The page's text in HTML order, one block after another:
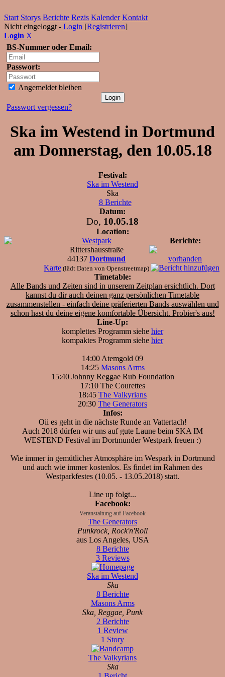
Start Storys Berichte Rezis Kalender Kontakt
Nicht eingeloggt - Login [Registrieren]
Login X
BS-Nummer oder Email:
Passwort:
Angemeldet bleiben
Passwort vergessen?
Ska im Westend in Dortmund
am Donnerstag, den 10.05.18
Festival:
Ska im Westend
Ska
8 Berichte
Datum:
Do, 10.05.18
Location:
Westpark
Rittershausstraße
44137 Dortmund
Karte (lädt Daten von Openstreetmap)
Berichte:
vorhanden
Timetable:
Alle Bands und Zeiten sind in unserem Zeitplan ersichtlich. Dort
kannst du dir auch deinen ganz persönlichen Timetable
zusammenstellen - einfach deine präferierten Bands auswählen und
schon hast du deine eigene komfortable Übersicht. Probier's aus!
Line-Up:
komplettes Programm siehe hier
kompaktes Programm siehe hier
14:00 Atemgold 09
14:25 Masons Arms
15:40 Johnny Reggae Rub Foundation
17:10 The Courettes
18:45 The Valkyrians
20:30 The Generators
Infos:
Oii es geht in die nächste Runde an Vattertach!
Auch 2018 dürfen wir uns auf gute Laune beim SKA IM
WESTEND Festival im Dortmunder Westpark freuen :)
Wie immer in gemütlicher Atmosphäre im Wespark in Dortmund
und auch wie immer kostenlos. Es findet im Rahmen des
Westparkfestes (10.05. - 13.05.2018) statt.
Line up folgt...
Facebook:
Veranstaltung auf Facebook
The Generators
Punkrock, Rock'n'Roll
aus Los Angeles, USA
8 Berichte
3 Reviews
Ska im Westend
Ska
8 Berichte
Masons Arms
Ska, Reggae, Punk
2 Berichte
1 Review
1 Story
The Valkyrians
Ska